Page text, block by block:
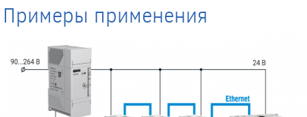
Примеры применения